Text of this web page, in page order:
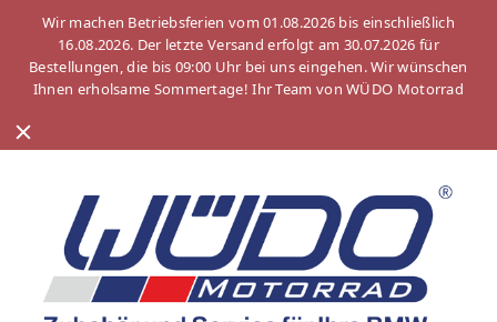
Wir machen Betriebsferien vom 01.08.2026 bis einschließlich
16.08.2026. Der letzte Versand erfolgt am 30.07.2026 für
Bestellungen, die bis 09:00 Uhr bei uns eingehen. Wir wünschen
Ihnen erholsame Sommertage! Ihr Team von WÜDO Motorrad